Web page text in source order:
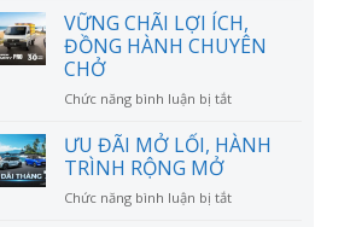
phí
nuôi
Suzuki
mỗi
bao
thực
VỮNG CHÃI LỢI ÍCH,
ĐỒNG HÀNH CHUYÊN
CHỞ
Chức năng bình luận bị tắtở
CHÃI
ĐỒNG
ƯU ĐÃI MỞ LỐI, HÀNH
TRÌNH RỘNG MỞ
Chức năng bình luận bị tắtở